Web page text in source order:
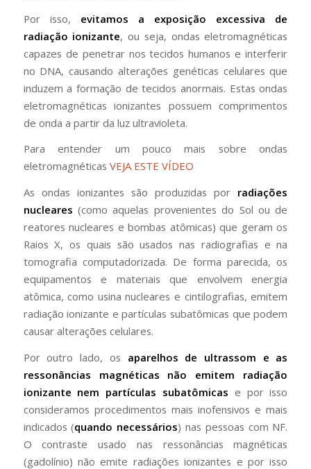
Por isso, evitamos a exposição excessiva de
radiação ionizante, ou seja, ondas eletromagnéticas
capazes de penetrar nos tecidos humanos e interferir
no DNA, causando alterações genéticas celulares que
induzem a formação de tecidos anormais. Estas ondas
eletromagnéticas ionizantes possuem comprimentos
de onda a partir da luz ultravioleta.
Para entender um pouco mais sobre ondas
eletromagnéticas VEJA ESTE VÍDEO
As ondas ionizantes são produzidas por radiações
nucleares (como aquelas provenientes do Sol ou de
reatores nucleares e bombas atômicas) que geram os
Raios X, os quais são usados nas radiografias e na
tomografia computadorizada. De forma parecida, os
equipamentos e materiais que envolvem energia
atômica, como usina nucleares e cintilografias, emitem
radiação ionizante e partículas subatômicas que podem
causar alterações celulares.
Por outro lado, os aparelhos de ultrassom e as
ressonâncias magnéticas não emitem radiação
ionizante nem partículas subatômicas e por isso
consideramos procedimentos mais inofensivos e mais
indicados (quando necessários) nas pessoas com NF.
O contraste usado nas ressonâncias magnéticas
(gadolínio) não emite radiações ionizantes e por isso